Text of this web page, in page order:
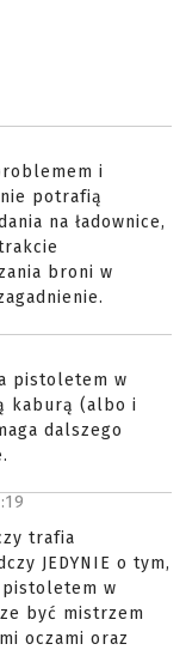
i
potrafią
na ładownice,
broni w
pistoletem w
kaburą (albo i
dalszego
trafia
JEDYNIE o tym,
w
być mistrzem
oczami oraz